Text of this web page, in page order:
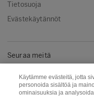
Tietosuoja
Evästekäytännöt
Seuraa meitä
LinkedIn
Käytämme evästeitä, jotta
personoida sisältöä ja
ominaisuuksia ja